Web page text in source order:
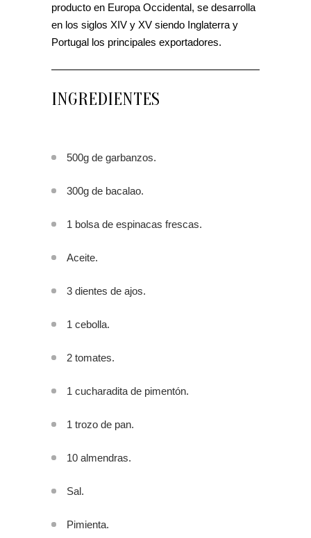
producto en Europa Occidental, se desarrolla
en los siglos XIV y XV siendo Inglaterra y
Portugal los principales exportadores.
INGREDIENTES
500g de garbanzos.
300g de bacalao.
1 bolsa de espinacas frescas.
Aceite.
3 dientes de ajos.
1 cebolla.
2 tomates.
1 cucharadita de pimentón.
1 trozo de pan.
10 almendras.
Sal.
Pimienta.